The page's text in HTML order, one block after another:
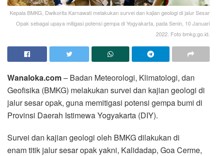
Kepala BMKG, Dwikorita Karnawati melakukan survei dan kajian geologi di jalur Sesar
Opak sebagai upaya mitigasi potensi gempa di Yogyakarta, pada Senin, 10 Januari
2022. Foto bmkg.go.id.
Wanaloka.com– Badan Meteorologi, Klimatologi, dan
Geofisika (BMKG) melakukan survei dan kajian geologi di
jalur sesar opak, guna memitigasi potensi gempa bumi di
Provinsi Daerah Istimewa Yogyakarta (DIY).
Survei dan kajian geologi oleh BMKG dilakukan di
enam titik jalur sesar opak yakni, Kalidadap, Goa Cerme,